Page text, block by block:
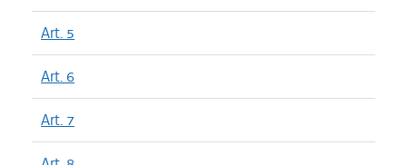
Art. 5
Art. 6
Art. 7